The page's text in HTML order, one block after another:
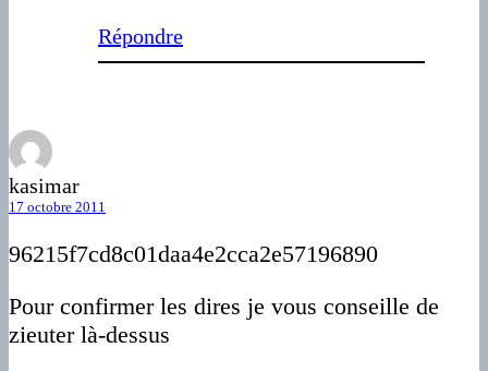
Répondre
kasimar
17 octobre 2011
96215f7cd8c01daa4e2cca2e57196890
Pour confirmer les dires je vous conseille de
zieuter là-dessus